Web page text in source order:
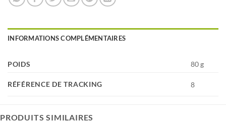
INFORMATIONS COMPLÉMENTAIRES
POIDS 80 g
RÉFÉRENCE DE TRACKING 8
PRODUITS SIMILAIRES